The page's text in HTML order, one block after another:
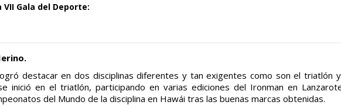
Gala del Deporte:
destacar en dos disciplinas diferentes y tan exigentes como son el triatlón
inició en el triatlón, participando en varias ediciones del Ironman en
del Mundo de la disciplina en Hawái tras las buenas marcas obtenidas.